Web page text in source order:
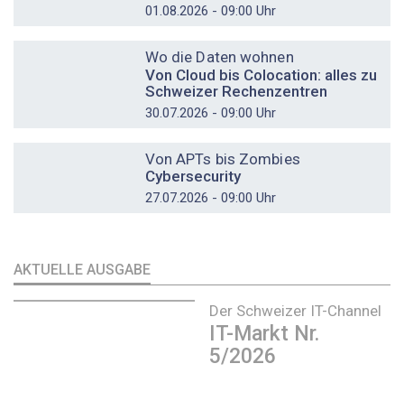
01.08.2026 - 09:00 Uhr
Wo die Daten wohnen
Von Cloud bis Colocation: alles zu
Schweizer Rechenzentren
30.07.2026 - 09:00 Uhr
Von APTs bis Zombies
Cybersecurity
27.07.2026 - 09:00 Uhr
AKTUELLE AUSGABE
Der Schweizer IT-Channel
IT-Markt Nr.
5/2026